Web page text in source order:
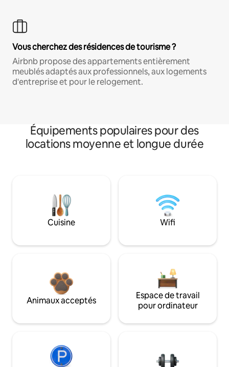
Vous cherchez des résidences de tourisme ?
Airbnb propose des appartements entièrement
meublés adaptés aux professionnels, aux logements
d'entreprise et pour le relogement.
Équipements populaires pour des
locations moyenne et longue durée
Cuisine Wifi
Animaux acceptés
Espace de travail
pour ordinateur